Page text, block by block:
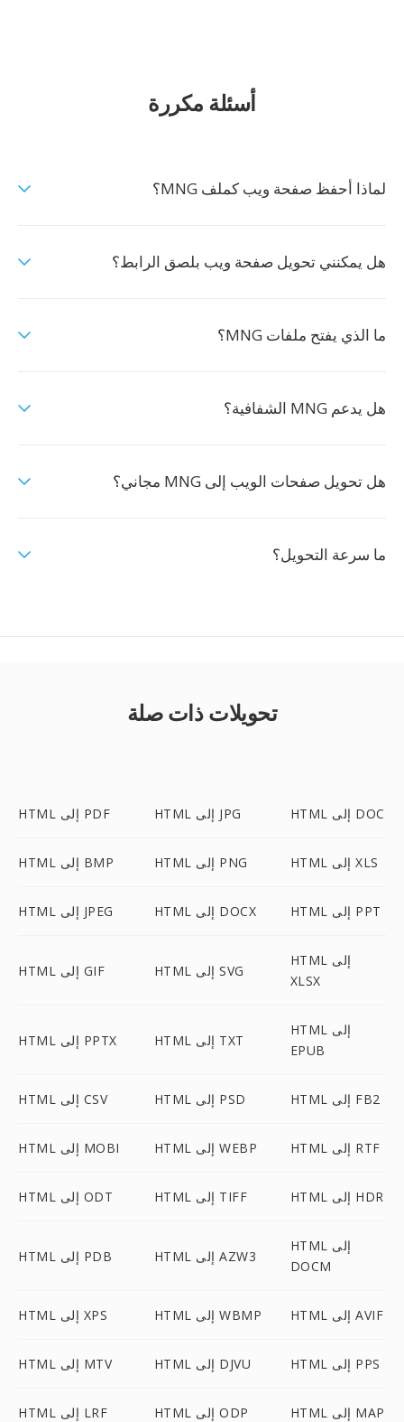
أسئلة مكررة
لماذا أحفظ صفحة ويب كملف MNG؟
هل يمكنني تحويل صفحة ويب بلصق الرابط؟
ما الذي يفتح ملفات MNG؟
هل يدعم MNG الشفافية؟
هل تحويل صفحات الويب إلى MNG مجاني؟
ما سرعة التحويل؟
تحويلات ذات صلة
HTML إلى PDF HTML إلى JPG HTML إلى DOC
HTML إلى BMP HTML إلى PNG HTML إلى XLS
HTML إلى JPEG HTML إلى DOCX HTML إلى PPT
HTML إلى GIF HTML إلى SVG
HTML إلى
XLSX
HTML إلى PPTX HTML إلى TXT
HTML إلى
EPUB
HTML إلى CSV HTML إلى PSD HTML إلى FB2
HTML إلى MOBI HTML إلى WEBP HTML إلى RTF
HTML إلى ODT HTML إلى TIFF HTML إلى HDR
HTML إلى PDB HTML إلى AZW3
HTML إلى
DOCM
HTML إلى XPS HTML إلى WBMP HTML إلى AVIF
HTML إلى MTV HTML إلى DJVU HTML إلى PPS
HTML إلى LRF HTML إلى ODP HTML إلى MAP